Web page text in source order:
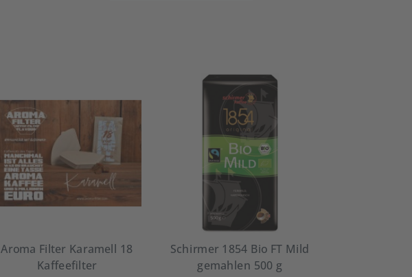
Aroma Filter Karamell 18
Kaffeefilter
Schirmer 1854 Bio FT Mild
gemahlen 500 g